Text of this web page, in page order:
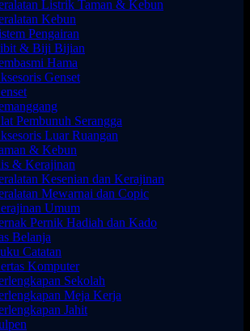
Listrik Taman & Kebun
Kebun
Pengairan
& Biji Bijian
Hama
Genset
Pembunuh Serangga
Luar Ruangan
& Kebun
& Kerajinan
Kesenian dan Kerajinan
Mewarnai dan Copic
Umum
Pernik Hadiah dan Kado
Belanja
Catatan
Komputer
Sekolah
Meja Kerja
Jahit